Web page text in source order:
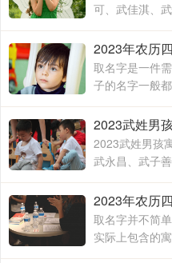
可、武佳淇、
武楚妍、武子
诺、武奕君、
取名字是一件
子的名字一般
精力去取，毕
子的出生到结
2023武姓男孩
武永昌、武子
桐、武梓橙、
武一纯、武润
取名字并不简
实际上包含的
文字组合搭配